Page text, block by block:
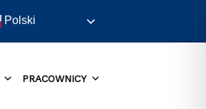
Polski
PRACOWNICY